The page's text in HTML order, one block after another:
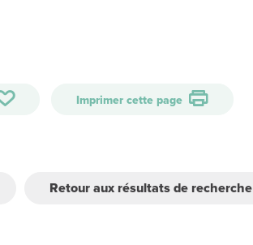
Imprimer cette page
Retour aux résultats de recherche